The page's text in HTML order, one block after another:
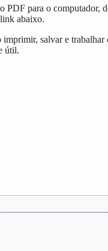
PDF para o computador,
abaixo.
imprimir, salvar e
útil.